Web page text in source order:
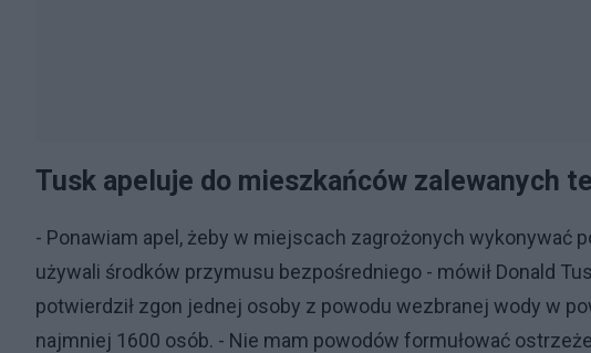
Tusk apeluje do mieszkańców zalewanych
- Ponawiam apel, żeby w miejscach zagrożonych wykonywać
używali środków przymusu bezpośredniego - mówił Donald
potwierdził zgon jednej osoby z powodu wezbranej wody w
najmniej 1600 osób. - Nie mam powodów formułować